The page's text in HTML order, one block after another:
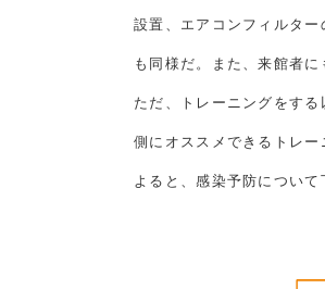
設置、エアコンフィルタ
も同様だ。また、来館者
ただ、トレーニングをす
側にオススメできるトレ
よると、感染予防につい